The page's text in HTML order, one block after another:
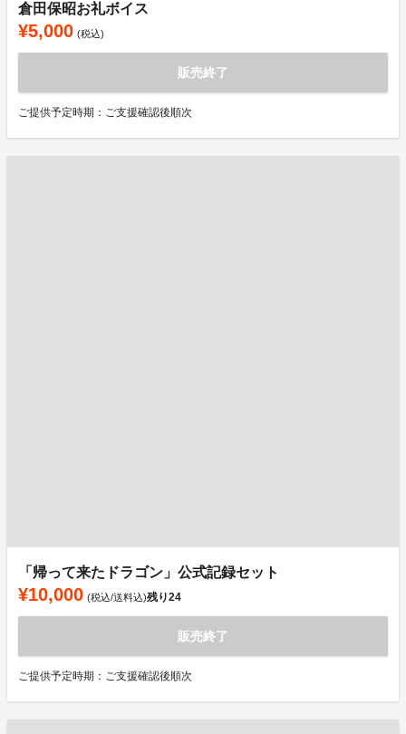
倉田保昭お礼ボイス
¥5,000 (税込)
販売終了
ご提供予定時期：ご支援確認後順次
「帰って来たドラゴン」公式記録セット
¥10,000 (税込/送料込)残り24
販売終了
ご提供予定時期：ご支援確認後順次